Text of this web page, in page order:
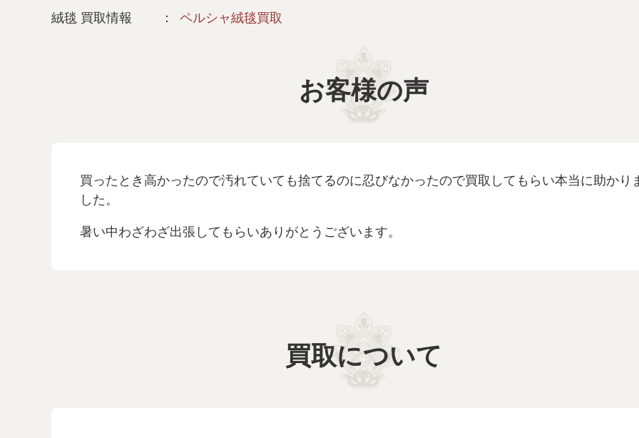
絨毯 買取情報
ペルシャ絨毯買取
お客様の声
買ったとき高かったので汚れていても捨てるのに忍びなかったので買取してもらい本当に助かり
した。
暑い中わざわざ出張してもらいありがとうございます。
買取について